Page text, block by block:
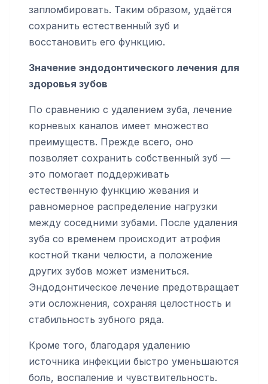
запломбировать. Таким образом, удаётся
сохранить естественный зуб и
восстановить его функцию.
Значение эндодонтического лечения для
здоровья зубов
По сравнению с удалением зуба, лечение
корневых каналов имеет множество
преимуществ. Прежде всего, оно
позволяет сохранить собственный зуб —
это помогает поддерживать
естественную функцию жевания и
равномерное распределение нагрузки
между соседними зубами. После удаления
зуба со временем происходит атрофия
костной ткани челюсти, а положение
других зубов может измениться.
Эндодонтическое лечение предотвращает
эти осложнения, сохраняя целостность и
стабильность зубного ряда.
Кроме того, благодаря удалению
источника инфекции быстро уменьшаются
боль, воспаление и чувствительность.